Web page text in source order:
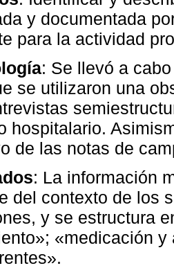
y documentada
para la actividad
: Se llevó a
se utilizaron una
hospitalario.
de las notas de
: La información
del contexto de los
y se estructura
«medicación